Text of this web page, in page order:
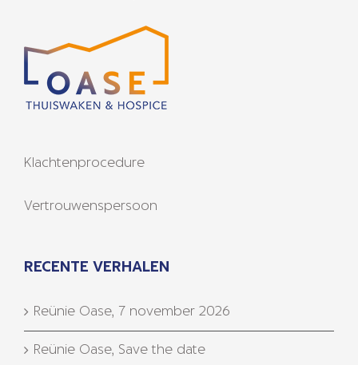
Klachtenprocedure
Vertrouwenspersoon
RECENTE VERHALEN
Reünie Oase, 7 november 2026
Reünie Oase, Save the date